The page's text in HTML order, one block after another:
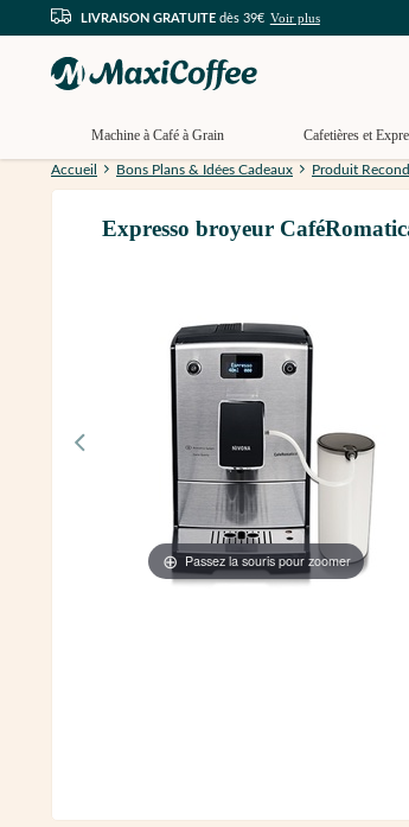
LIVRAISON GRATUITE dès 39€ Voir plus
Machine à Café à Grain Cafetières et
Accueil Bons Plans & Idées Cadeaux Produit
Expresso broyeur
Passez la souris pour zoomer